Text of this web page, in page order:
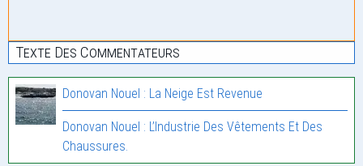
Texte Des Commentateurs
Donovan Nouel : La Neige Est Revenue
Donovan Nouel : L’Industrie Des Vêtements Et Des
Chaussures.